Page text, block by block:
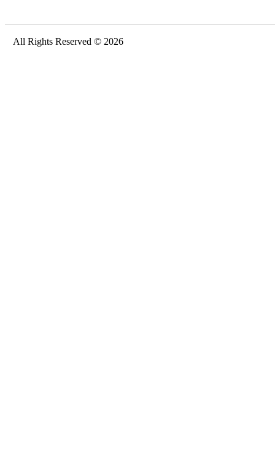
All Rights Reserved © 2026